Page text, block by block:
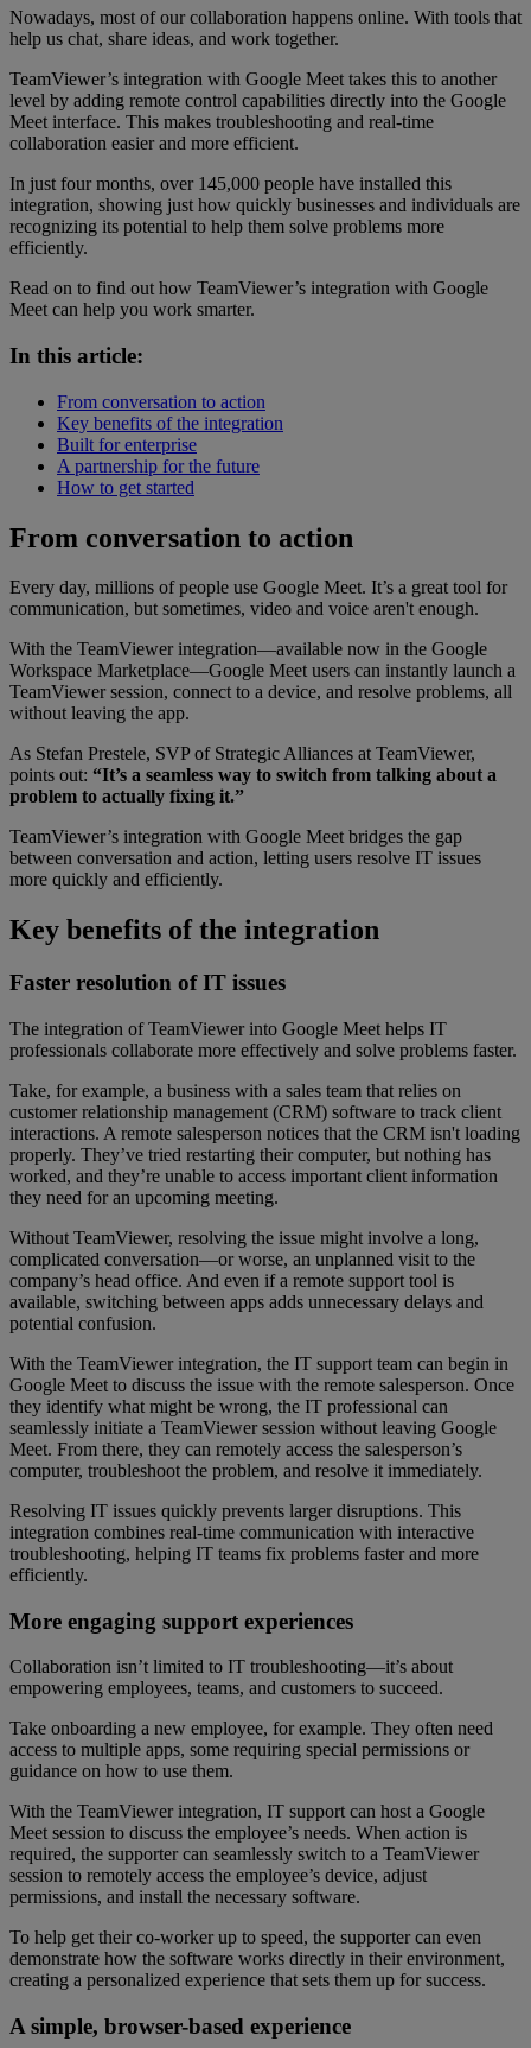
Nowadays, most of our collaboration happens online. With tools that
help us chat, share ideas, and work together.
TeamViewer’s integration with Google Meet takes this to another
level by adding remote control capabilities directly into the Google
Meet interface. This makes troubleshooting and real-time
collaboration easier and more efficient.
In just four months, over 145,000 people have installed this
integration, showing just how quickly businesses and individuals are
recognizing its potential to help them solve problems more
efficiently.
Read on to find out how TeamViewer’s integration with Google
Meet can help you work smarter.
In this article:
From conversation to action
Key benefits of the integration
Built for enterprise
A partnership for the future
How to get started
From conversation to action
Every day, millions of people use Google Meet. It’s a great tool for
communication, but sometimes, video and voice aren't enough.
With the TeamViewer integration—available now in the Google
Workspace Marketplace—Google Meet users can instantly launch a
TeamViewer session, connect to a device, and resolve problems, all
without leaving the app.
As Stefan Prestele, SVP of Strategic Alliances at TeamViewer,
points out: “It’s a seamless way to switch from talking about a
problem to actually fixing it.”
TeamViewer’s integration with Google Meet bridges the gap
between conversation and action, letting users resolve IT issues
more quickly and efficiently.
Key benefits of the integration
Faster resolution of IT issues
The integration of TeamViewer into Google Meet helps IT
professionals collaborate more effectively and solve problems faster.
Take, for example, a business with a sales team that relies on
customer relationship management (CRM) software to track client
interactions. A remote salesperson notices that the CRM isn't loading
properly. They’ve tried restarting their computer, but nothing has
worked, and they’re unable to access important client information
they need for an upcoming meeting.
Without TeamViewer, resolving the issue might involve a long,
complicated conversation—or worse, an unplanned visit to the
company’s head office. And even if a remote support tool is
available, switching between apps adds unnecessary delays and
potential confusion.
With the TeamViewer integration, the IT support team can begin in
Google Meet to discuss the issue with the remote salesperson. Once
they identify what might be wrong, the IT professional can
seamlessly initiate a TeamViewer session without leaving Google
Meet. From there, they can remotely access the salesperson’s
computer, troubleshoot the problem, and resolve it immediately.
Resolving IT issues quickly prevents larger disruptions. This
integration combines real-time communication with interactive
troubleshooting, helping IT teams fix problems faster and more
efficiently.
More engaging support experiences
Collaboration isn’t limited to IT troubleshooting—it’s about
empowering employees, teams, and customers to succeed.
Take onboarding a new employee, for example. They often need
access to multiple apps, some requiring special permissions or
guidance on how to use them.
With the TeamViewer integration, IT support can host a Google
Meet session to discuss the employee’s needs. When action is
required, the supporter can seamlessly switch to a TeamViewer
session to remotely access the employee’s device, adjust
permissions, and install the necessary software.
To help get their co-worker up to speed, the supporter can even
demonstrate how the software works directly in their environment,
creating a personalized experience that sets them up for success.
A simple, browser-based experience